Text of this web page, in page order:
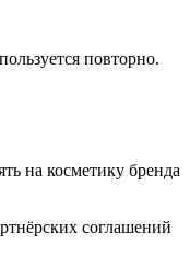
повторно.
на косметику бренда
соглашений